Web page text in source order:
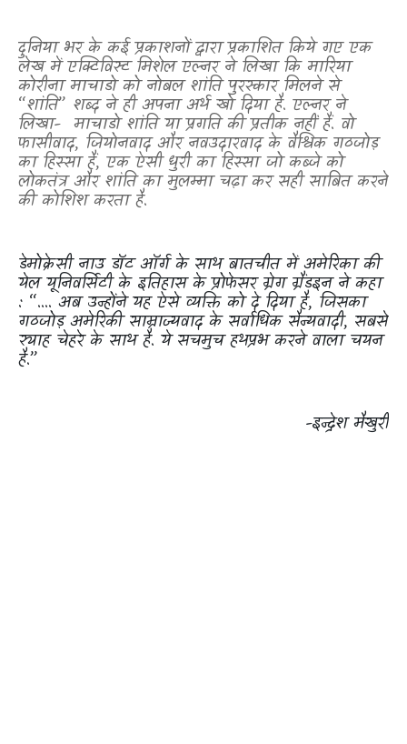
दुनिया भर के कई प्रकाशनों द्वारा प्रकाशित किये गए एक
लेख में एक्टिविस्ट मिशेल एल्नर ने लिखा कि मारिया
कोरीना माचाडो को नोबल शांति पुरस्कार मिलने से
“शांति” शब्द ने ही अपना अर्थ खो दिया है. एल्नर ने
लिखा- माचाडो शांति या प्रगति की प्रतीक नहीं हैं. वो
फासीवाद, जियोनवाद और नवउदारवाद के वैश्विक गठजोड़
का हिस्सा हैं, एक ऐसी धुरी का हिस्सा जो कब्जे को
लोकतंत्र और शांति का मुलम्मा चढ़ा कर सही साबित करने
की कोशिश करता है.
डेमोक्रेसी नाउ डॉट ऑर्ग के साथ बातचीत में अमेरिका की
येल यूनिवर्सिटी के इतिहास के प्रोफेसर ग्रेग ग्रैंडइन ने कहा
: “.... अब उन्होंने यह ऐसे व्यक्ति को दे दिया है, जिसका
गठजोड़ अमेरिकी साम्राज्यवाद के सर्वाधिक सैन्यवादी, सबसे
स्याह चेहरे के साथ है. ये सचमुच हथप्रभ करने वाला चयन
है.”
-इन्द्रेश मैखुरी